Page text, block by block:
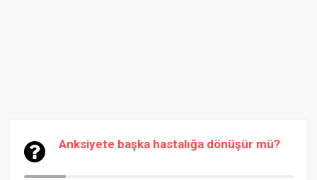
Anksiyete başka hastalığa dönüşür mü?